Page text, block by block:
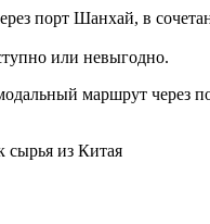
порт Шанхай, в
или невыгодно.
маршрут через